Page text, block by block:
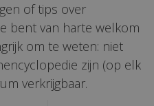
of tips over
bent van harte welkom
om te weten: niet
zijn (op elk
verkrijgbaar.